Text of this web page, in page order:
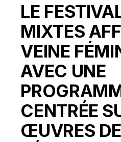
LE
MIXTES
VEINE
AVEC UNE
CENTRÉE
ŒUVRES DE